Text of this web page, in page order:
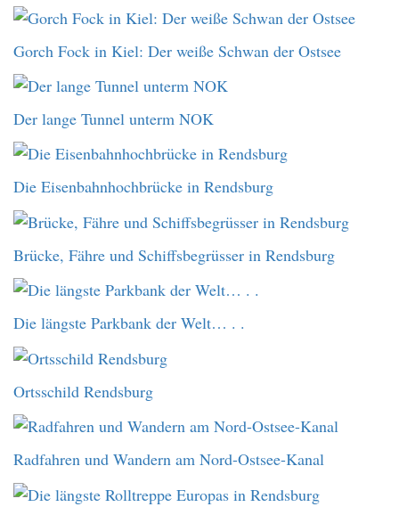
Gorch Fock in Kiel: Der weiße Schwan der Ostsee
Der lange Tunnel unterm NOK
Die Eisenbahnhochbrücke in Rendsburg
Brücke, Fähre und Schiffsbegrüsser in Rendsburg
Die längste Parkbank der Welt… . .
Ortsschild Rendsburg
Radfahren und Wandern am Nord-Ostsee-Kanal